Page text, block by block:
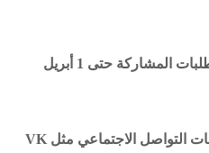
ومن المقرر أن يستمر استقبال طلبات المشاركة حتى 1 أبريل
كما يمكن نشر الأعمال على منصات التواصل الاجتماعي مثل VK